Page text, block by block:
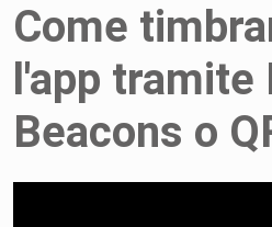
Come
l'app tramite
Beacons o